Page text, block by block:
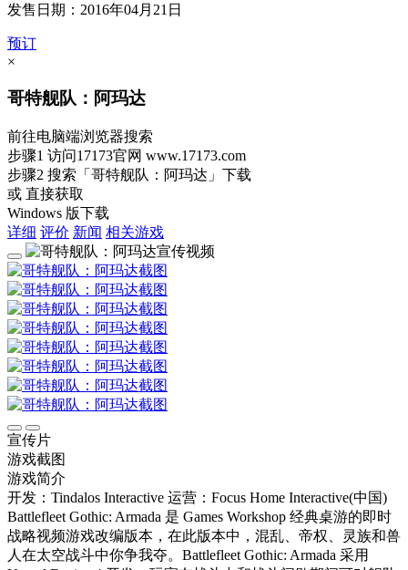
发售日期：2016年04月21日
预订
×
哥特舰队：阿玛达
前往电脑端浏览器搜索
步骤1 访问17173官网 www.17173.com
步骤2 搜索 「哥特舰队：阿玛达」 下载
或 直接获取
Windows 版下载
详细 评价 新闻 相关游戏
宣传片
游戏截图
游戏简介
开发：Tindalos Interactive 运营：Focus Home Interactive(中国)
Battlefleet Gothic: Armada 是 Games Workshop 经典桌游的即时
战略视频游戏改编版本，在此版本中，混乱、帝权、灵族和兽
人在太空战斗中你争我夺。Battlefleet Gothic: Armada 采用